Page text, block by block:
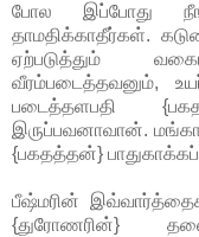
போல இப்போது
தாமதிக்காதீர்கள்.
ஏற்படுத்தும்
வீரம்படைத்தவனும்,
படைத்தளபதி
இருப்பவனாவான்.
{பகதத்தன்}
பீஷ்மரின்
{துரோணரின்}